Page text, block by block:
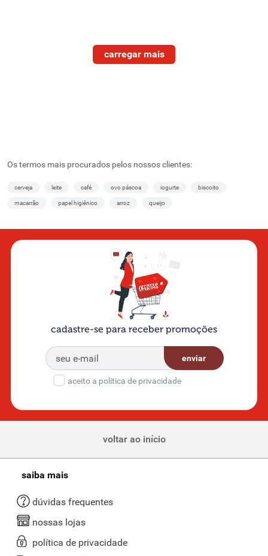
Os termos mais procurados pelos nossos clientes:
cerveja leite café ovo páscoa iogurte biscoito
macarrão papel higiênico arroz queijo
cadastre-se para receber promoções
enviar
aceito a política de privacidade
voltar ao início
saiba mais
dúvidas frequentes
nossas lojas
política de privacidade